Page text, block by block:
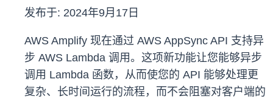
发布于: 2024年9月17日
AWS Amplify 现在通过 AWS AppSync API 支持异
步 AWS Lambda 调用。这项新功能让您能够异步
调用 Lambda 函数，从而使您的 API 能够处理更
复杂、长时间运行的流程，而不会阻塞对客户端的